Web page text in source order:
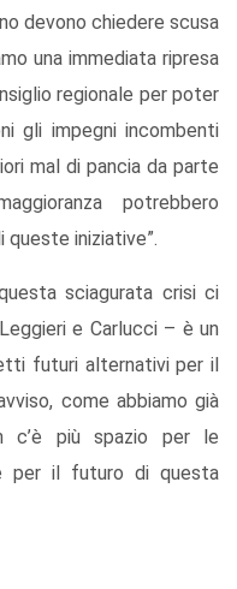
devono chiedere scusa
una immediata ripresa
regionale per poter
gli impegni incombenti
mal di pancia da parte
potrebbero
queste iniziative”.
sciagurata crisi ci
e Carlucci – è un
futuri alternativi per il
come abbiamo già
c’è più spazio per le
per il futuro di questa